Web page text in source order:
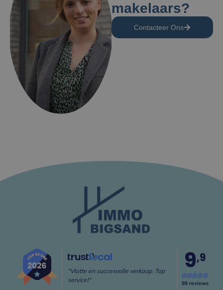
makelaars?
Contacteer Ons
99 reviews
9,9
"Vlotte en succesvolle verkoop. Top
service!"